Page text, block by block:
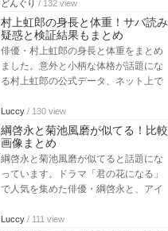
どんぐり / 132 view
村上虹郎の身長と体重！サバ読み
疑惑と検証結果もまとめ
俳優・村上虹郎の身長と体重をまとめ
ました。意外と小柄な体格が話題にな
る村上虹郎の公式データ、ネット上で
Luccy / 130 view
綱啓永と菊池風磨が似てる！比較
画像まとめ
綱啓永と菊池風磨が似てると話題にな
っています。ドラマ「君の花になる」
で人気を集めた俳優・綱啓永と、アイ
Luccy / 111 view